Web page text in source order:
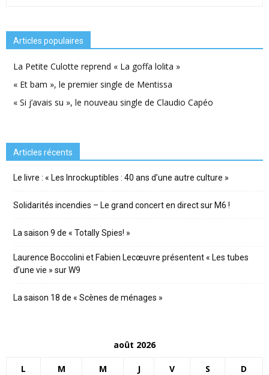
Articles populaires
La Petite Culotte reprend « La goffa lolita »
« Et bam », le premier single de Mentissa
« Si j’avais su », le nouveau single de Claudio Capéo
Articles récents
Le livre : « Les Inrockuptibles : 40 ans d’une autre culture »
Solidarités incendies – Le grand concert en direct sur M6 !
La saison 9 de « Totally Spies! »
Laurence Boccolini et Fabien Lecœuvre présentent « Les tubes
d’une vie » sur W9
La saison 18 de « Scènes de ménages »
août 2026
L M M J V S D